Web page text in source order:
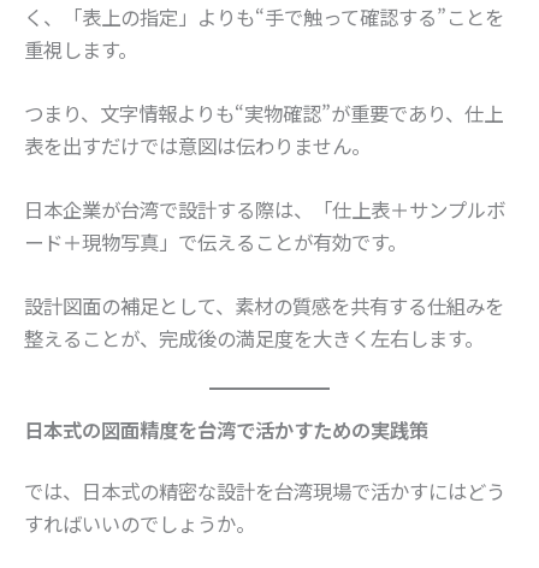
く、「表上の指定」よりも“手で触って確認する”ことを
重視します。
つまり、文字情報よりも“実物確認”が重要であり、仕上
表を出すだけでは意図は伝わりません。
日本企業が台湾で設計する際は、「仕上表＋サンプルボ
ード＋現物写真」で伝えることが有効です。
設計図面の補足として、素材の質感を共有する仕組みを
整えることが、完成後の満足度を大きく左右します。
日本式の図面精度を台湾で活かすための実践策
では、日本式の精密な設計を台湾現場で活かすにはどう
すればいいのでしょうか。